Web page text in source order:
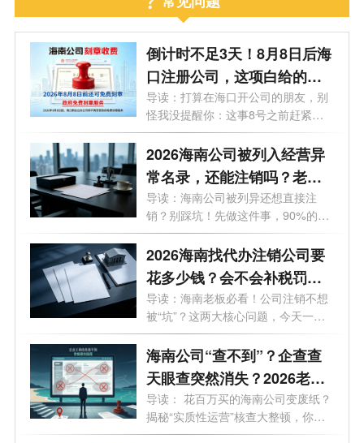
倒计时不足3天！8月8日后海
口注册公司，这项白给的福
利永远没了
导读：打算在海口开公司的朋友，别
怪我没提醒你：这事8号之前赶紧
办！倒...
2026海南公司被列入经营异
常名录，还能注销吗？老板
必看的自救指南！
导读：海南公司被列异还想直接注
销？别踩坑！先做这件事，90%的老
板都不知...
2026海南找代办注销公司要
花多少钱？会不会补税罚
款？海南最新注销避坑指
南！
导读：海南老板必看！公司注销不想
被“坑”？这两大核心问题，今天一次
说...
海南公司“查不到”？企查查
天眼查突然消失？2026老板
必看的工商屏蔽避坑与解除
指南！
导读： 花百万买的海南公司变废纸？
揭秘“实质性运营”核查大整顿，你
的...